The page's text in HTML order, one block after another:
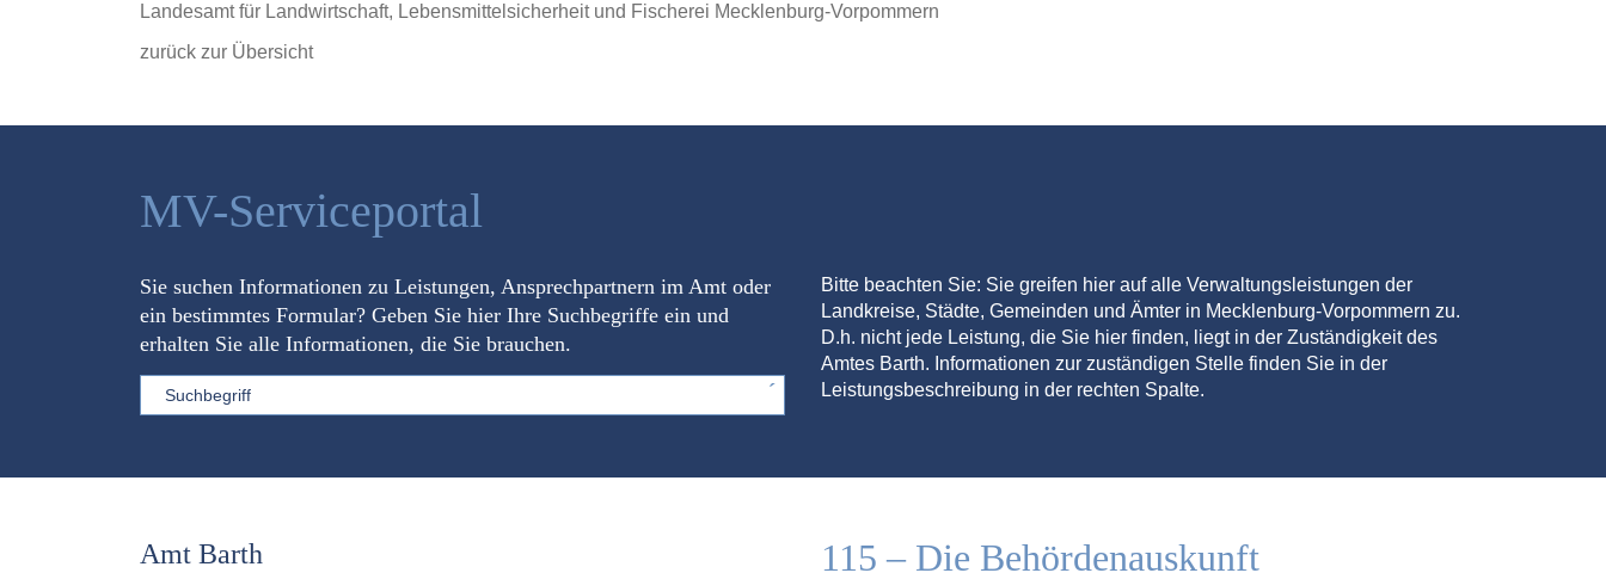
Landesamt für Landwirtschaft, Lebensmittelsicherheit und Fischerei Mecklenburg-Vorpommern
zurück zur Übersicht
MV-Serviceportal
Sie suchen Informationen zu Leistungen, Ansprechpartnern im Amt oder
ein bestimmtes Formular? Geben Sie hier Ihre Suchbegriffe ein und
erhalten Sie alle Informationen, die Sie brauchen.
Sword
Bitte beachten Sie: Sie greifen hier auf alle Verwaltungsleistungen der
Landkreise, Städte, Gemeinden und Ämter in Mecklenburg-Vorpommern zu.
D.h. nicht jede Leistung, die Sie hier finden, liegt in der Zuständigkeit des
Amtes Barth. Informationen zur zuständigen Stelle finden Sie in der
Leistungsbeschreibung in der rechten Spalte.
Amt Barth 115 – Die Behördenauskunft